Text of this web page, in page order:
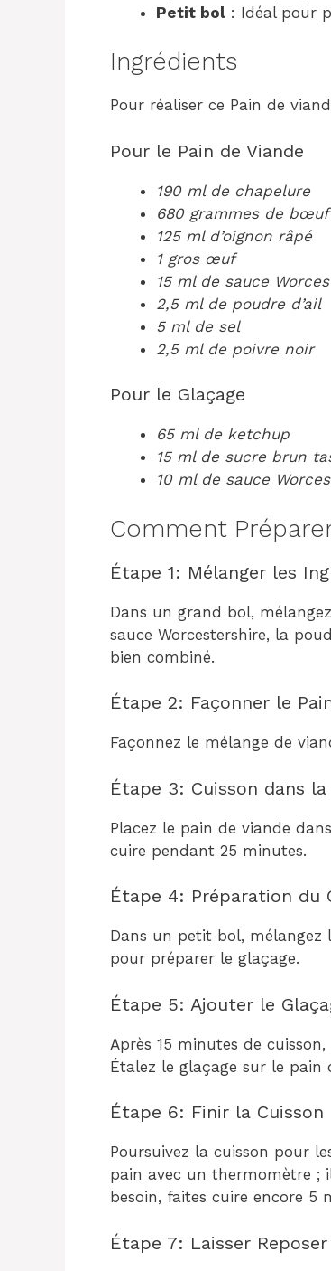
Petit bol : Idéal pour
Ingrédients
Pour réaliser ce Pain de
Pour le Pain de Viande
190 ml de chapelure
680 grammes de
125 ml d’oignon râpé
1 gros œuf
15 ml de sauce
2,5 ml de poudre d’ail
5 ml de sel
2,5 ml de poivre noir
Pour le Glaçage
65 ml de ketchup
15 ml de sucre brun
10 ml de sauce
Comment
Étape 1: Mélanger les
Dans un grand bol,
sauce Worcestershire, la
bien combiné.
Étape 2: Façonner le
Façonnez le mélange de
Étape 3: Cuisson dans
Placez le pain de viande
cuire pendant 25 minutes.
Étape 4: Préparation du
Dans un petit bol, mélangez
pour préparer le glaçage.
Étape 5: Ajouter le
Après 15 minutes de
Étalez le glaçage sur le pain
Étape 6: Finir la Cuisson
Poursuivez la cuisson pour
pain avec un thermomètre ;
besoin, faites cuire encore 5
Étape 7: Laisser